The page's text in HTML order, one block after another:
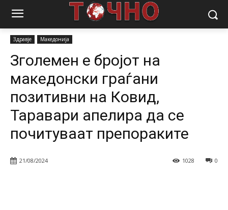
Почетна Здравје
Зголемен е бројот на македонски
Здравје Македонија
Зголемен е бројот на
македонски граѓани
позитивни на Ковид,
Таравари апелира да се
почитуваат препораките
21/08/2024 0
1028